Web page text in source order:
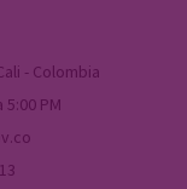
- Colombia
PM